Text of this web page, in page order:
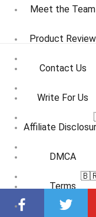
Meet the Team
Product Review
Contact Us
Write For Us
Affiliate
DMCA
Terms
🇧🇷